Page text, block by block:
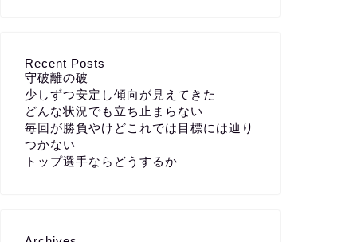
Recent Posts
守破離の破
少しずつ安定し傾向が見えてきた
どんな状況でも立ち止まらない
毎回が勝負やけどこれでは目標には辿り
つかない
トップ選手ならどうするか